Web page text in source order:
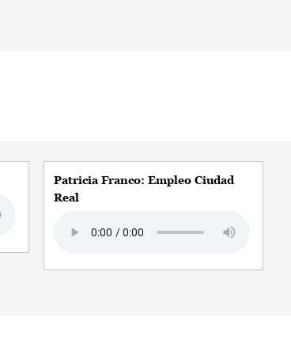
Patricia Franco: Empleo Ciudad
Real